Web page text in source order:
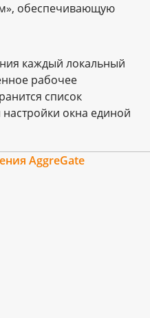
обеспечивающую
каждый локальный
рабочее
список
окна единой